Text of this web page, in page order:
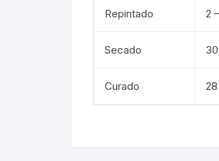
Repintado 2
Secado
Curado